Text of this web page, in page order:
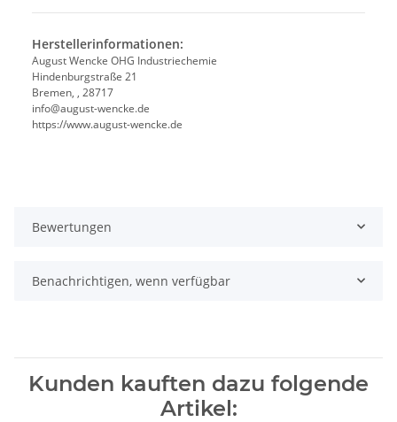
Herstellerinformationen:
August Wencke OHG Industriechemie
Hindenburgstraße 21
Bremen, , 28717
info@august-wencke.de
https://www.august-wencke.de
Bewertungen
Benachrichtigen, wenn verfügbar
Kunden kauften dazu folgende
Artikel: